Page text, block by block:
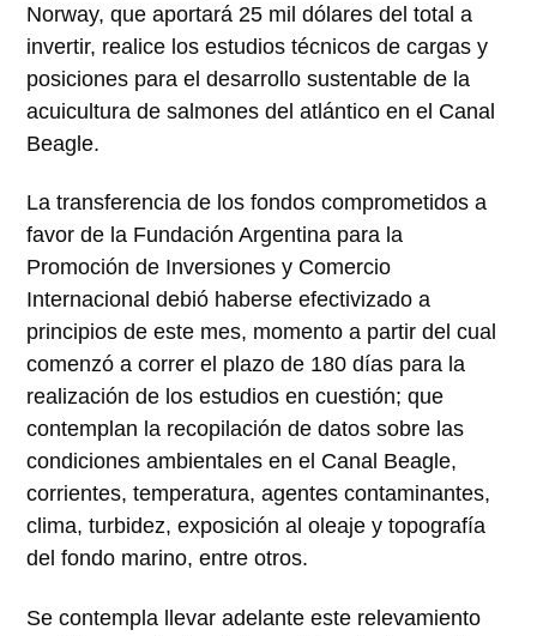
Norway, que aportará 25 mil dólares del total a
invertir, realice los estudios técnicos de cargas y
posiciones para el desarrollo sustentable de la
acuicultura de salmones del atlántico en el Canal
Beagle.
La transferencia de los fondos comprometidos a
favor de la Fundación Argentina para la
Promoción de Inversiones y Comercio
Internacional debió haberse efectivizado a
principios de este mes, momento a partir del cual
comenzó a correr el plazo de 180 días para la
realización de los estudios en cuestión; que
contemplan la recopilación de datos sobre las
condiciones ambientales en el Canal Beagle,
corrientes, temperatura, agentes contaminantes,
clima, turbidez, exposición al oleaje y topografía
del fondo marino, entre otros.
Se contempla llevar adelante este relevamiento